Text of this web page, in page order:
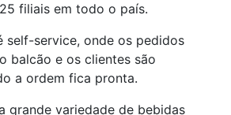
filiais em todo o país.
self-service, onde os pedidos
balcão e os clientes são
a ordem fica pronta.
grande variedade de bebidas